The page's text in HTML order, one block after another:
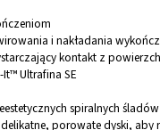
i nakładania
kontakt z
Ultrafina SE
spiralnych
porowate dyski,